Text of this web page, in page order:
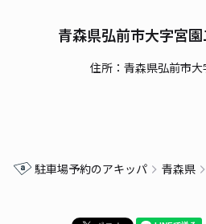
青森県弘前市大字宮
住所：青森県弘前市
駐車場予約のアキッパ 青森県